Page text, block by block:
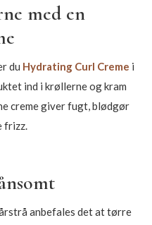
med en
du Hydrating Curl Creme i
ind i krøllerne og kram
creme giver fugt, blødgør
frizz.
anbefales det at tørre